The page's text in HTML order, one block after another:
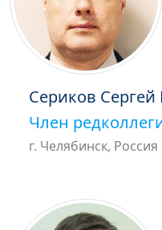
Сериков Сергей
Член
г. Челябинск, Россия